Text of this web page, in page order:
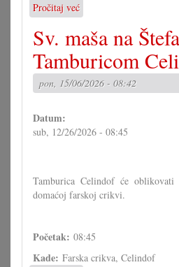
Pročitaj već
Tamburaški
rastok
u
Celindofu
Sv. maša na
Tamburicom
pon, 15/06/2026 - 08:42
Datum:
sub, 12/26/2026 - 08:45
Tamburica Celindof će
domaćoj farskoj crikvi.
Početak: 08:45
Kade: Farska crikva, Celindof